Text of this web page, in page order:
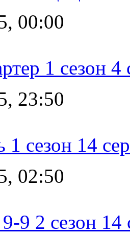
00:00
1 сезон 4
23:50
1 сезон 14
02:50
9 2 сезон 14